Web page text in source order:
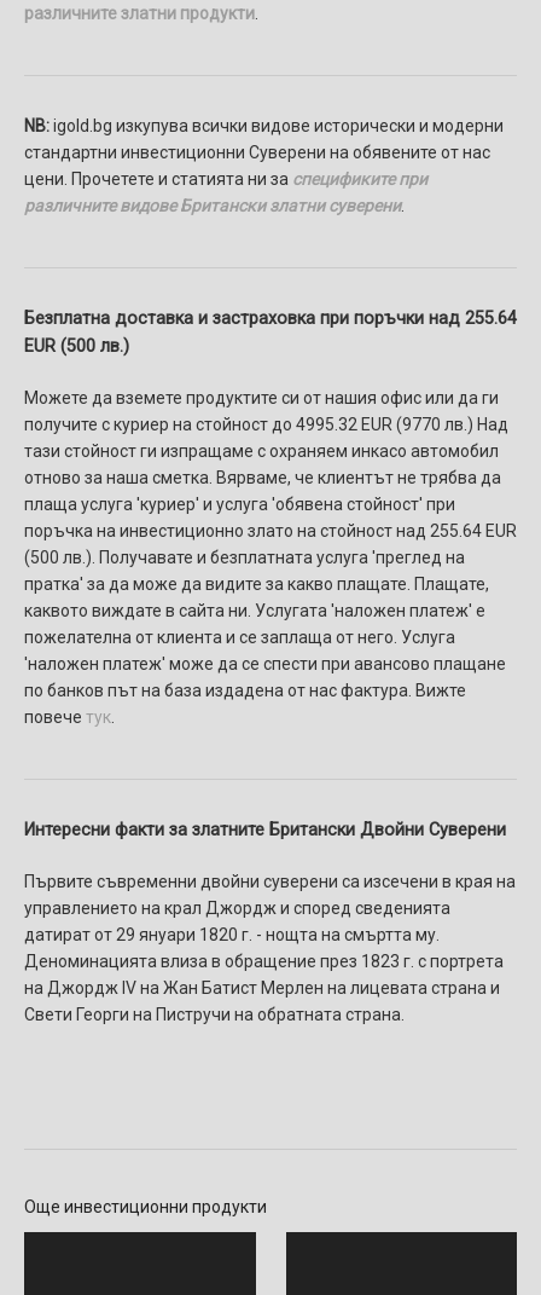
различните златни продукти
NB:igold.bg изкупува всички видове исторически и модерни
стандартни инвестиционни Суверени на обявените от нас
цени. Прочетете и статията ни за спецификите при
различните видове Британски златни суверени.
Безплатна доставка и застраховка при поръчки над 255.64
EUR (500 лв.)
Можете да вземете продуктите си от нашия офис или да ги
получите с куриер на стойност до 4995.32 EUR (9770 лв.) Над
тази стойност ги изпращаме с охраняем инкасо автомобил
отново за наша сметка. Вярваме, че клиентът не трябва да
плаща услуга 'куриер' и услуга 'обявена стойност' при
поръчка на инвестиционно злато на стойност над 255.64 EUR
(500 лв.). Получавате и безплатната услуга 'преглед на
пратка' за да може да видите за какво плащате. Плащате,
каквото виждате в сайта ни. Услугaтa 'наложен платеж' e
пожелателнa от клиента и се заплаща от него. Услуга
'наложен платеж' може да се спести при авансово плащане
по банков път на база издадена от нас фактура. Вижте
повече тук
Интересни факти за златните Британски Двойни Суверени
Първите съвременни двойни суверени са изсечени в края на
управлението на крал Джордж и според сведенията
датират от 29 януари 1820 г. - нощта на смъртта му.
Деноминацията влиза в обращение през 1823 г. с портрета
на Джордж IV на Жан Батист Мерлен на лицевата страна и
Свети Георги на Пистручи на обратната страна.
Още инвестиционни продукти